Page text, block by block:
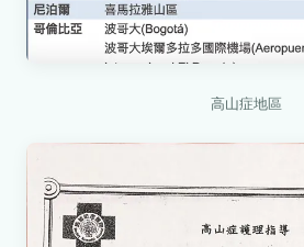
高山症地區